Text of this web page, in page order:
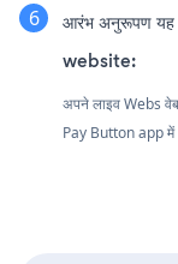
आरंभ अनुरूपण
website:
अपने लाइव Webs
Pay Button app